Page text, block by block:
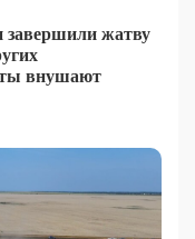
завершили жатву
внушают